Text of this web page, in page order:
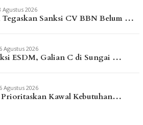
Agustus 2026
Tegaskan Sanksi CV BBN Belum …
Agustus 2026
ESDM, Galian C di Sungai …
Agustus 2026
Prioritaskan Kawal Kebutuhan…